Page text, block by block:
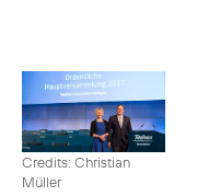
Credits: Christian
Müller